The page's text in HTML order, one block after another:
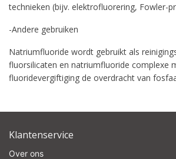
technieken (bijv. elektrofluorering, Fowler-
-Andere gebruiken
Natriumfluoride wordt gebruikt als
fluorsilicaten en natriumfluoride complexe
fluoridevergiftiging de overdracht van
Klantenservice
Over ons